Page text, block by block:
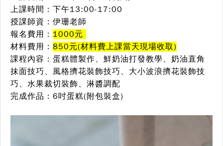
上課時間：下午13:00-17:00
授課師資：伊珊老師
報名費用： 1000元
材料費用： 850元(材料費上課當天現場收取)
課程內容：蛋糕體製作、鮮奶油打發教學、奶油直角
抹面技巧、風格擠花裝飾技巧、大小波浪擠花裝飾技
巧、水果裁切裝飾、淋醬調配
完成作品：6吋蛋糕(附包裝盒)